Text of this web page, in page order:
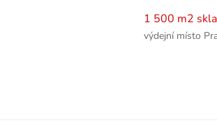
1 500 m2
výdejní místo